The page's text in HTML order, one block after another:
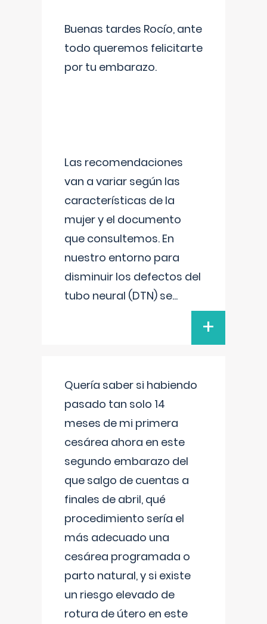
Buenas tardes Rocío, ante
todo queremos felicitarte
por tu embarazo.
Las recomendaciones
van a variar según las
características de la
mujer y el documento
que consultemos. En
nuestro entorno para
disminuir los defectos del
tubo neural (DTN) se...
+
Quería saber si habiendo
pasado tan solo 14
meses de mi primera
cesárea ahora en este
segundo embarazo del
que salgo de cuentas a
finales de abril, qué
procedimiento sería el
más adecuado una
cesárea programada o
parto natural, y si existe
un riesgo elevado de
rotura de útero en este